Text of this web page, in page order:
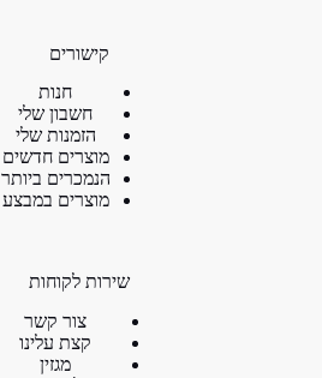
קישורים
חנות
חשבון שלי
הזמנות שלי
מוצרים חדשים
הנמכרים ביותר
מוצרים במבצע
שירות לקוחות
צור קשר
קצת עלינו
מגזין